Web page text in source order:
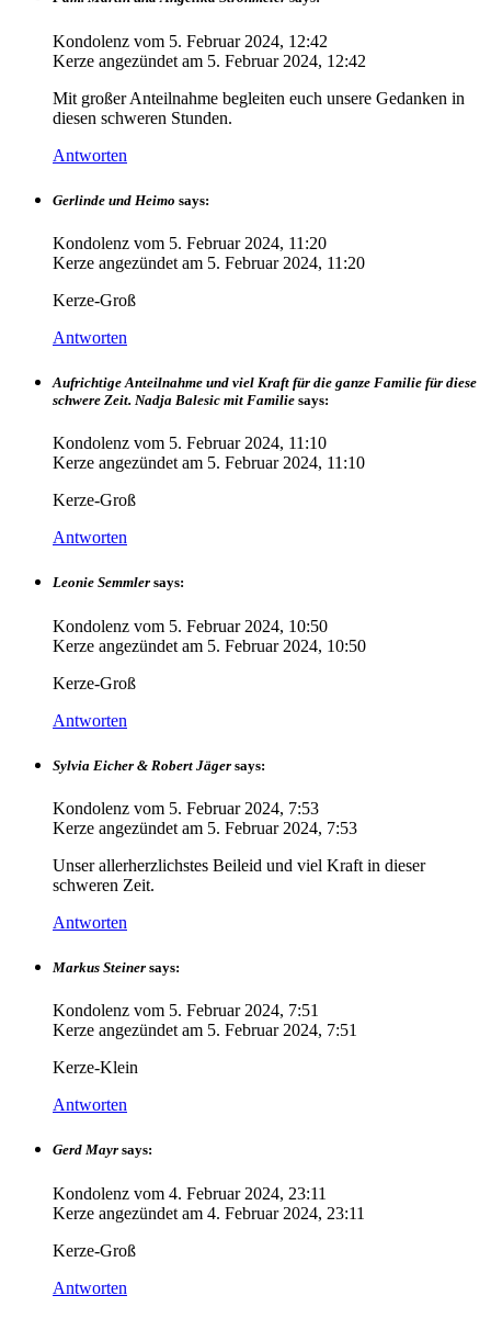
Kondolenz vom 5. Februar 2024, 12:42
Kerze angezündet am 5. Februar 2024, 12:42
Mit großer Anteilnahme begleiten euch unsere Gedanken in
diesen schweren Stunden.
Antworten
Gerlinde und Heimo says:
Kondolenz vom 5. Februar 2024, 11:20
Kerze angezündet am 5. Februar 2024, 11:20
Kerze-Groß
Antworten
Aufrichtige Anteilnahme und viel Kraft für die ganze Familie für diese
schwere Zeit. Nadja Balesic mit Familie says:
Kondolenz vom 5. Februar 2024, 11:10
Kerze angezündet am 5. Februar 2024, 11:10
Kerze-Groß
Antworten
Leonie Semmler says:
Kondolenz vom 5. Februar 2024, 10:50
Kerze angezündet am 5. Februar 2024, 10:50
Kerze-Groß
Antworten
Sylvia Eicher & Robert Jäger says:
Kondolenz vom 5. Februar 2024, 7:53
Kerze angezündet am 5. Februar 2024, 7:53
Unser allerherzlichstes Beileid und viel Kraft in dieser
schweren Zeit.
Antworten
Markus Steiner says:
Kondolenz vom 5. Februar 2024, 7:51
Kerze angezündet am 5. Februar 2024, 7:51
Kerze-Klein
Antworten
Gerd Mayr says:
Kondolenz vom 4. Februar 2024, 23:11
Kerze angezündet am 4. Februar 2024, 23:11
Kerze-Groß
Antworten